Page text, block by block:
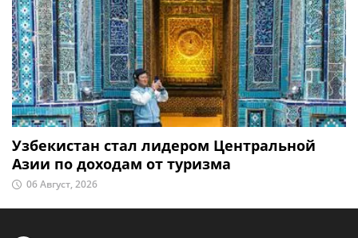
Узбекистан стал лидером Центральной
Азии по доходам от туризма
06 Август, 2026